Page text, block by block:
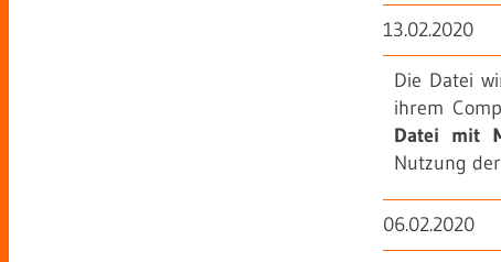
13.02.2020
Die Datei
ihrem
Datei mit
Nutzung
06.02.2020